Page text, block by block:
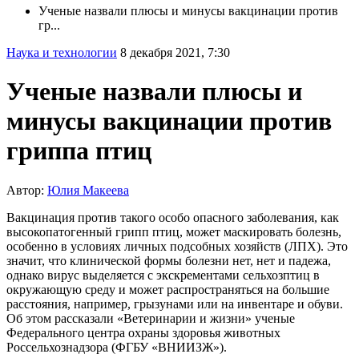
Ученые назвали плюсы и минусы вакцинации против
гр...
Наука и технологии 8 декабря 2021, 7:30
Ученые назвали плюсы и
минусы вакцинации против
гриппа птиц
Автор: Юлия Макеева
Вакцинация против такого особо опасного заболевания, как
высокопатогенный грипп птиц, может маскировать болезнь,
особенно в условиях личных подсобных хозяйств (ЛПХ). Это
значит, что клинической формы болезни нет, нет и падежа,
однако вирус выделяется с экскрементами сельхозптиц в
окружающую среду и может распространяться на большие
расстояния, например, грызунами или на инвентаре и обуви.
Об этом рассказали «Ветеринарии и жизни» ученые
Федерального центра охраны здоровья животных
Россельхознадзора (ФГБУ «ВНИИЗЖ»).